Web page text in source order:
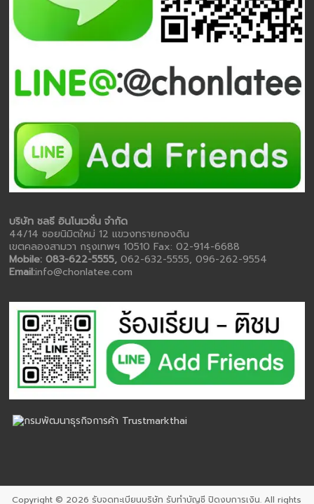
บริษัท ชลธี อินโนเวชั่น จำกัด
44/14 ซอยนิมิตใหม่ 12 แขวงทรายกองดิน
เขตคลองสามวา กรุงเทพฯ 10510 Fax: 02-914-6688
Mobile: 083-622-5555,062-632-5555, 096-262-9554
Email:info@chonlatee.com
Copyright © 2026 รับจดทะเบียนบริษัท รับทำบัญชี ปิดงบการเงิน. All rights